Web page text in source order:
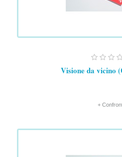
Visione da vicino
+